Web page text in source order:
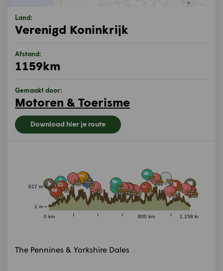
0 km 800 km 1.158 km
1 m
627 m
The Pennines & Yorkshire Dales
Land:
Verenigd Koninkrijk
Afstand:
1159km
Gemaakt door:
Motoren & Toerisme
Download hier je route